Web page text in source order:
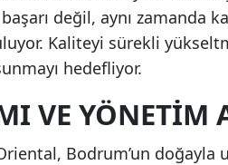
değil, aynı zamanda
Kaliteyi sürekli
hedefliyor.
VE YÖNETIM
Bodrum’un doğayla